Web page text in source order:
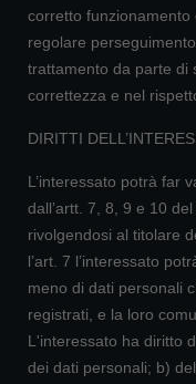
corretto
regolare
trattamento da parte di
correttezza e nel
DIRITTI
L’interessato potrà far
dall’artt. 7, 8, 9 e 10
rivolgendosi al titolare
l’art. 7 l’interessato
meno di dati personali
registrati, e la loro
L'interessato ha diritto
dei dati personali; b)